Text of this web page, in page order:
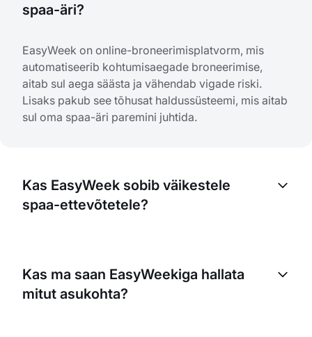
spaa-äri?
EasyWeek on online-broneerimisplatvorm, mis
automatiseerib kohtumisaegade broneerimise,
aitab sul aega säästa ja vähendab vigade riski.
Lisaks pakub see tõhusat haldussüsteemi, mis aitab
sul oma spaa-äri paremini juhtida.
Kas EasyWeek sobib väikestele
spaa-ettevõtetele?
ettevõtetele, sest aitab kohtumisaegu tõhusalt
hallata, tööd optimeerida ja automatiseerida
Kas ma saan EasyWeekiga hallata
mitut asukohta?